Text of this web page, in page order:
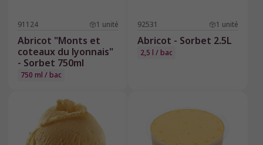
91124 1 unité
Abricot "Monts et
coteaux du lyonnais"
- Sorbet 750ml
750 ml / bac
92531 1 unité
Abricot - Sorbet 2.5L
2,5 l / bac